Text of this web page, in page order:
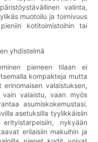
valinta,
muotoilu ja toimivuus
kotitoimistoihin tai
yhdistelmä
pieneen tilaan ei
kompakteja mutta
valaistuksen,
valaistu, vaan myös
asumiskokemustasi.
asetuksilla tyylikkäisiin
nykyään
erilaisiin makuihin ja